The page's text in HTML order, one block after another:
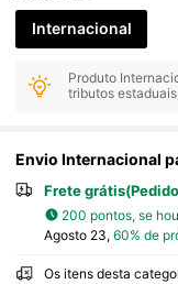
Internacional
Produto
tributos
Envio Internacional
Frete
200 pontos, se
Agosto 23, 60% de
Os itens desta